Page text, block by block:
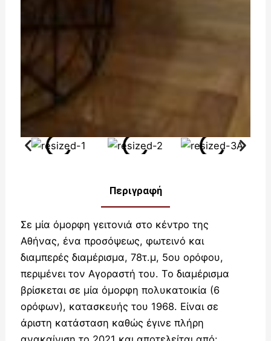
Περιγραφή
Σε μία όμορφη γειτονιά στο κέντρο της
Αθήνας, ένα προσόψεως, φωτεινό και
διαμπερές διαμέρισμα, 78τ.μ, 5ου ορόφου,
περιμένει τον Αγοραστή του. Το διαμέρισμα
βρίσκεται σε μία όμορφη πολυκατοικία (6
ορόφων), κατασκευής του 1968. Είναι σε
άριστη κατάσταση καθώς έγινε πλήρη